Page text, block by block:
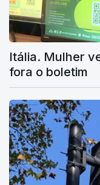
Itália. Mulher
fora o boletim